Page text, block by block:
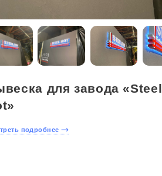
для завода «Steel
подробнее